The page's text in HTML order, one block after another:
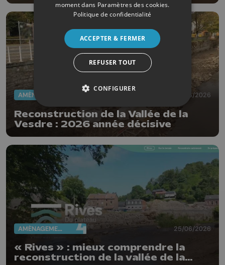
25/06/2026
Reconstruction de la Vallée de la
Vesdre : 2026 année décisive
AMÉNAGEMENT DU TERRITOIRE 25/06/2026
« Rives » : mieux comprendre la
reconstruction de la vallée de la
moment dans Paramètres des cookies.
Politique de confidentialité
ACCEPTER & FERMER
REFUSER TOUT
CONFIGURER